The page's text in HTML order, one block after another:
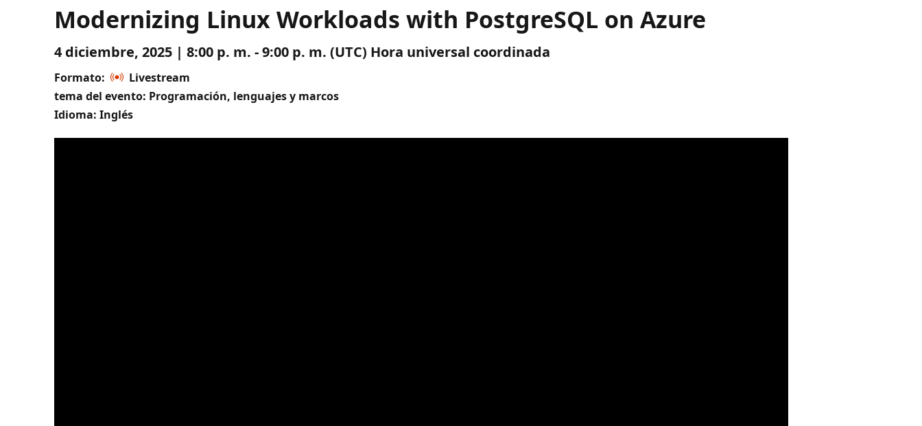
Modernizing Linux Workloads with PostgreSQL on Azure
4 diciembre, 2025 | 8:00 p. m. - 9:00 p. m. (UTC) Hora universal coordinada
Formato:
Livestream
tema del evento: Programación, lenguajes y marcos
Idioma: Inglés